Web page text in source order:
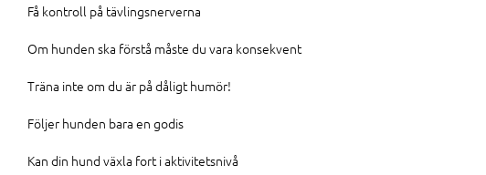
Få kontroll på tävlingsnerverna
Om hunden ska förstå måste du vara konsekvent
Träna inte om du är på dåligt humör!
Följer hunden bara en godis
Kan din hund växla fort i aktivitetsnivå